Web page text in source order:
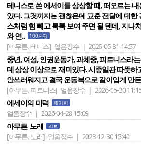
테니스로 쓴 에세이를 상상할 때, 떠오르는
있다. 그것까지는 괜찮은데 교훈 전달에 대한
스처럼 힘 빼고 툭툭 보여 주면 될 텐데, 지나
와 연..
100자평
[아무튼, 테니스] 얼음장수 | 2026-05-31 14:57
중년, 여성, 인권운동가, 과체중, 피트니스라
데 상상 이상으로 재미있다. 시종일관 따뜻하
안쓰러워지고 결국 운동복으로 갈아입게 만
[아무튼, 피트니스] 얼음장수 | 2026-05-30
에세이의 미덕 페이퍼
얼음장수 | 2026-04-28 15:09
아무튼, 노래 리뷰
[아무튼, 노래] 얼음장수 | 2023-12-30 15:40